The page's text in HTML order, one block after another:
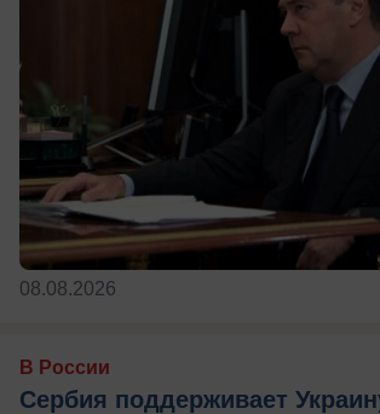
08.08.2026
В России
Сербия поддерживает